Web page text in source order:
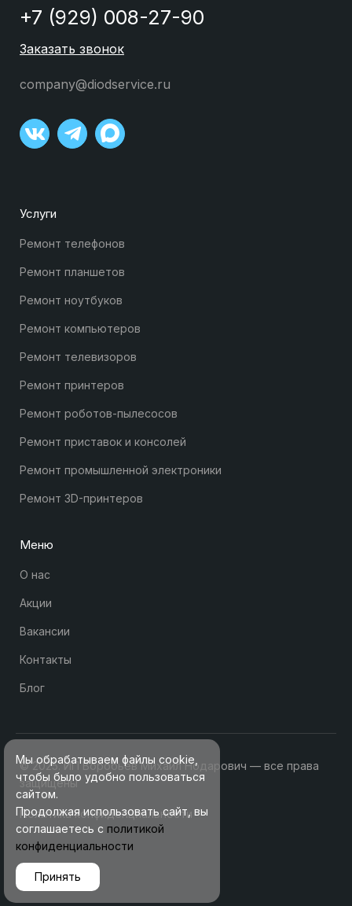
+7 (929) 008-27-90
Заказать звонок
company@diodservice.ru
Услуги
Ремонт телефонов
Ремонт планшетов
Ремонт ноутбуков
Ремонт компьютеров
Ремонт телевизоров
Ремонт принтеров
Ремонт роботов-пылесосов
Ремонт приставок и консолей
Ремонт промышленной электроники
Ремонт 3D-принтеров
Меню
О нас
Акции
Вакансии
Контакты
Блог
© 2025. ИП Воробьев Михаил Нодарович — все права
защищены
Политика конфиденциальности
Мы обрабатываем файлы cookie,
чтобы было удобно пользоваться
сайтом.
Продолжая использовать сайт, вы
соглашаетесь с политикой
конфиденциальности
Принять